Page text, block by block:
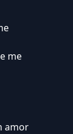
me
amor